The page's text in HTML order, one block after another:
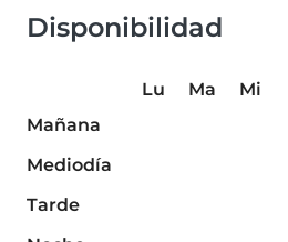
Disponibilidad
Lu Ma Mi
Mañana
Mediodía
Tarde